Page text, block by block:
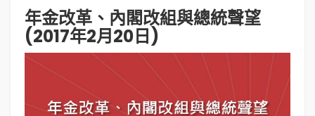
年金改革、內閣改組與總統聲望
(2017年2月20日)